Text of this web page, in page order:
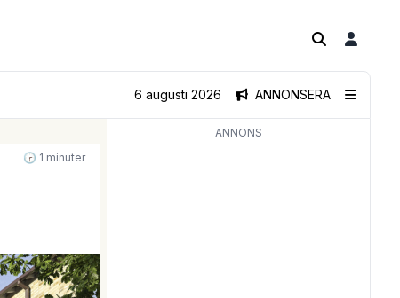
ANNONSERA
6 augusti 2026
🕝 1 minuter
ANNONS